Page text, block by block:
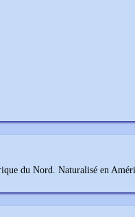
du Nord. Naturalisé en